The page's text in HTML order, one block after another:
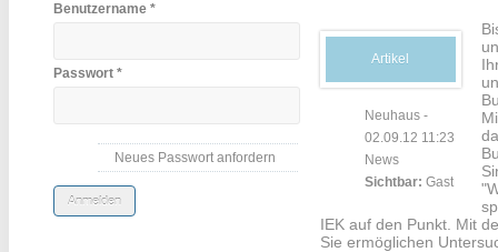
Benutzername *
Passwort *
Neues Passwort anfordern
Artikel
Neuhaus -
02.09.12 11:23
News
Sichtbar: Gast
IEK auf den Punkt. Mit
Sie ermöglichen